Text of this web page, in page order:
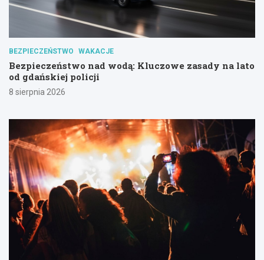
BEZPIECZEŃSTWO WAKACJE
Bezpieczeństwo nad wodą: Kluczowe zasady na lato
od gdańskiej policji
8 sierpnia 2026